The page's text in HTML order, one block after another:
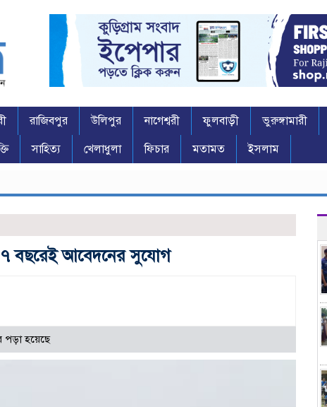
রাজিবপুর উলিপুর নাগেশ্বরী ফুলবাড়ী ভুরুঙ্গামারী
সাহিত্য খেলাধুলা ফিচার মতামত ইসলাম
বছরেই আবেদনের সুযোগ
পড়া হয়েছে